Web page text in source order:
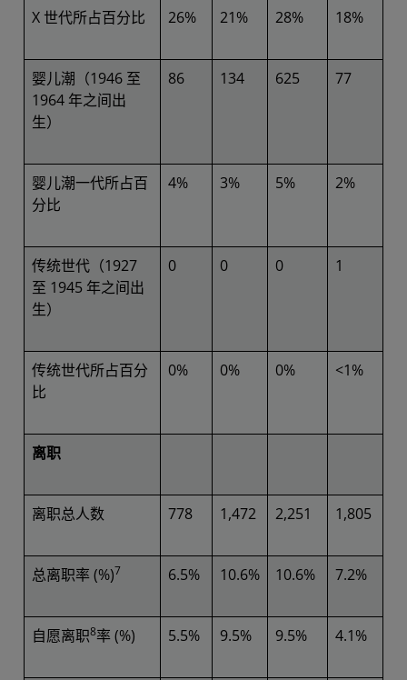
X 世代所占百分比 26% 21% 28% 18%
婴儿潮（1946 至
1964 年之间出
生）
86 134 625 77
婴儿潮一代所占百
分比
4% 3% 5% 2%
传统世代（1927
至 1945 年之间出
生）
0 0 0 1
传统世代所占百分
比
0% 0% 0% <1%
离职
离职总人数 778 1,472 2,251 1,805
总离职率 (%)7 6.5% 10.6% 10.6% 7.2%
自愿离职8率 (%) 5.5% 9.5% 9.5% 4.1%